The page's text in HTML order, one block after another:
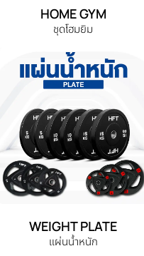
HOME GYM
ชุดโฮมยิม
WEIGHT PLATE
แผ่นน้ำหนัก